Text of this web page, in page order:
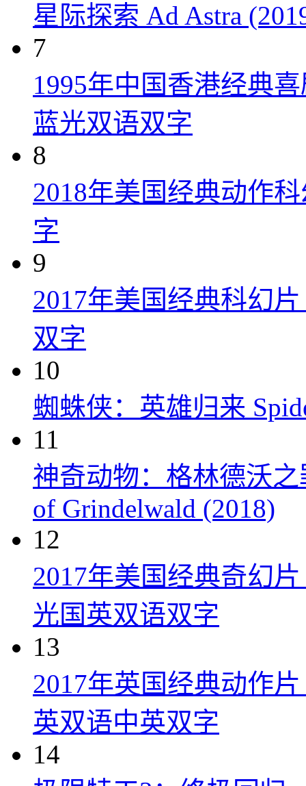
星际探索 Ad Astra
7
1995年中国香港经典
蓝光双语双字
8
2018年美国经典动作
字
9
2017年美国经典科幻
双字
10
蜘蛛侠：英雄归来
11
神奇动物：格林德沃之
of Grindelwald (2018)
12
2017年美国经典奇幻
光国英双语双字
13
2017年英国经典动作
英双语中英双字
14